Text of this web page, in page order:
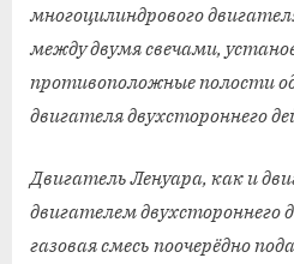
многоцилиндрового
между двумя свечами,
противоположные полости
двигателя двухстороннего
Двигатель Ленуара, как и
двигателем двухстороннего
газовая смесь поочерёдно